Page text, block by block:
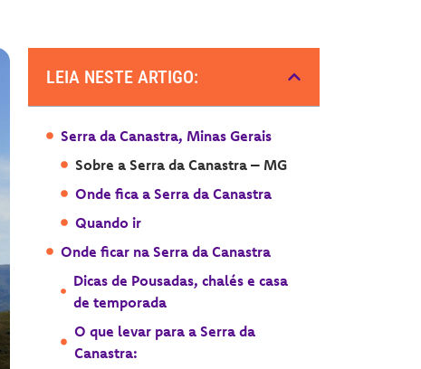
LEIA NESTE ARTIGO:
Serra da Canastra, Minas Gerais
Sobre a Serra da Canastra – MG
Onde fica a Serra da Canastra
Quando ir
Onde ficar na Serra da Canastra
Dicas de Pousadas, chalés e casa
de temporada
O que levar para a Serra da
Canastra: